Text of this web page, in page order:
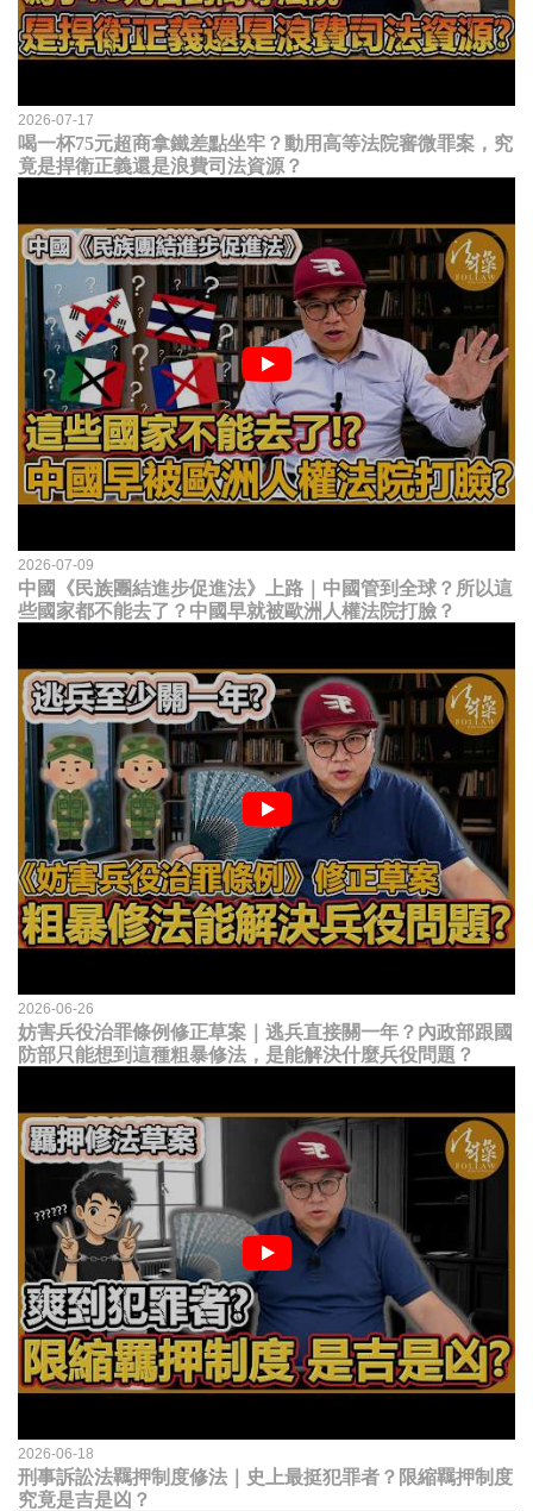
2026-07-17
喝一杯75元超商拿鐵差點坐牢？動用高等法院審微罪案，究
竟是捍衛正義還是浪費司法資源？
2026-07-09
中國《民族團結進步促進法》上路｜中國管到全球？所以這
些國家都不能去了？中國早就被歐洲人權法院打臉？
2026-06-26
妨害兵役治罪條例修正草案｜逃兵直接關一年？內政部跟國
防部只能想到這種粗暴修法，是能解決什麼兵役問題？
2026-06-18
刑事訴訟法羈押制度修法｜史上最挺犯罪者？限縮羈押制度
究竟是吉是凶？